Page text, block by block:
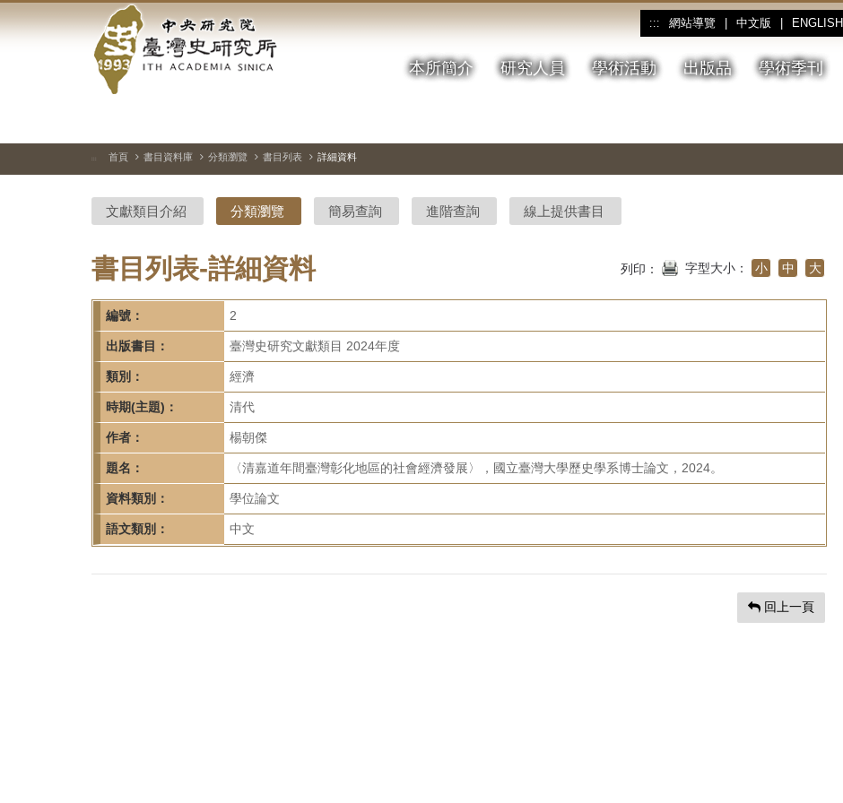
到
中
央
研
院-
臺
灣
史
研
究
所-
首
頁
::: 網站導覽 中文版 ENGLISH
本所簡介 研究人員 學術活動 出版品 學術季刊
::: 首頁 書目資料庫 分類瀏覽 書目列表 詳細資料
文獻類目介紹 分類瀏覽 簡易查詢 進階查詢 線上提供書目
書目列表-詳細資料 列印： 字型大小： 小 中 大
編號： 2
出版書目： 臺灣史研究文獻類目 2024年度
類別： 經濟
時期(主題)： 清代
作者： 楊朝傑
題名： 〈清嘉道年間臺灣彰化地區的社會經濟發展〉，國立臺灣大學歷史學系博士論文，2024。
資料類別： 學位論文
語文類別： 中文
回上一頁